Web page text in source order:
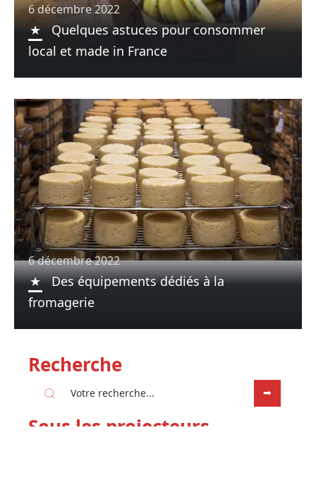
6 décembre 2022
Quelques astuces pour consommer
local et made in France
6 décembre 2022
Des équipements dédiés à la
fromagerie
Recherche
Sous les projecteurs